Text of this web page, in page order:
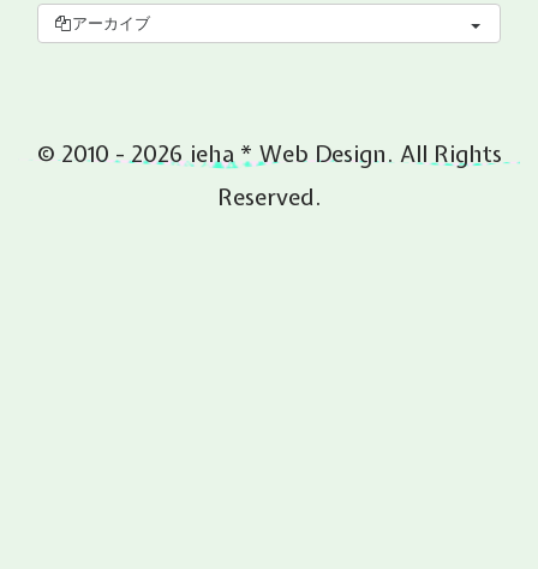
アーカイブ
© 2010 - 2026 ieha * Web Design. All Rights
Reserved.